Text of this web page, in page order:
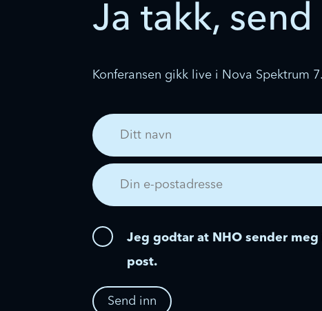
Ja takk,
Konferansen gikk live i Nova Spektrum
Jeg godtar at NHO sender
post.
Send inn